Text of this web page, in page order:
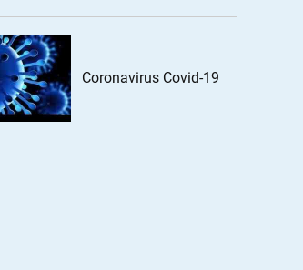
Coronavirus Covid-19